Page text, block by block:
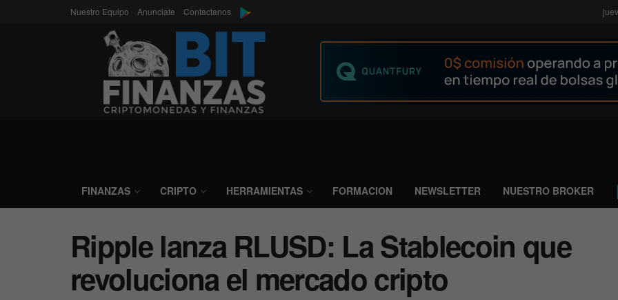
Nuestro Equipo Anunciate Contactanos
FINANZAS CRIPTO HERRAMIENTAS FORMACION NEWSLETTER NUESTRO BROKER
Ripple lanza RLUSD: La Stablecoin que
revoluciona el mercado cripto